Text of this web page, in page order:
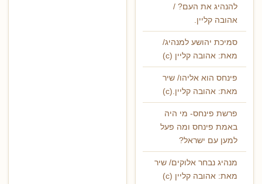
להנהיג את העם? /
אהובה קליין.
סמיכת יהושע למנהיג/
מאת: אהובה קליין (c)
פינחס הוא אליהו/ שיר
מאת: אהובה קליין.(c)
פרשת פינחס- מי היה
באמת פינחס ומה פעל
למען עם ישראל?
מנהיג נבחר אלוקים/ שיר
מאת: אהובה קליין (c)